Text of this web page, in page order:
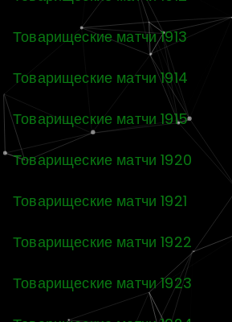
Товарищеские матчи 1913
Товарищеские матчи 1914
Товарищеские матчи 1915
Товарищеские матчи 1920
Товарищеские матчи 1921
Товарищеские матчи 1922
Товарищеские матчи 1923